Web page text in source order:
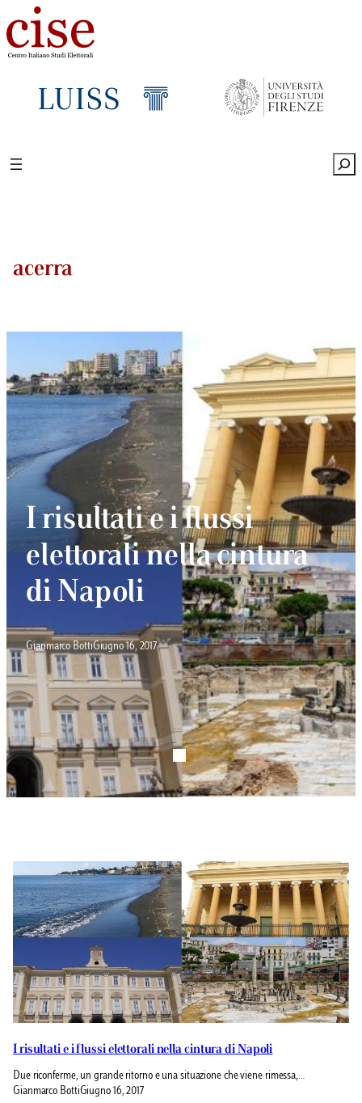
acerra
I risultati e i flussi
elettorali nella cintura
di Napoli
Gianmarco BottiGiugno 16, 2017
I risultati e i flussi elettorali nella cintura di Napoli
Due riconferme, un grande ritorno e una situazione che viene rimessa,…
Gianmarco BottiGiugno 16, 2017